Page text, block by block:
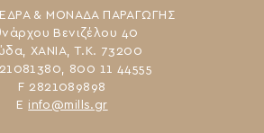
ΕΔΡΑ & ΜΟΝΑΔΑ ΠΑΡΑΓΩΓΗΣ
Βενιζέλου 40
ΧΑΝΙΑ, Τ.Κ. 73200
800 11 44555
F 2821089898
Ε info@mills.gr